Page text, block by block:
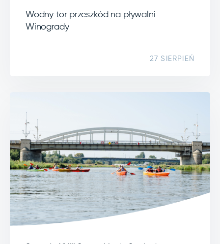
Wodny tor przeszkód na pływalni
Winogrady
27 SIERPIEŃ